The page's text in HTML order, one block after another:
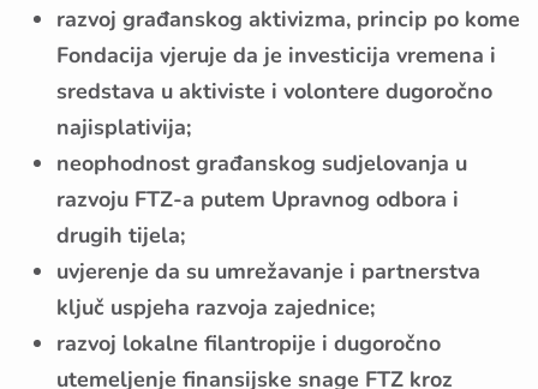
razvoj građanskog aktivizma, princip po kome
Fondacija vjeruje da je investicija vremena i
sredstava u aktiviste i volontere dugoročno
najisplativija;
neophodnost građanskog sudjelovanja u
razvoju FTZ-a putem Upravnog odbora i
drugih tijela;
uvjerenje da su umrežavanje i partnerstva
ključ uspjeha razvoja zajednice;
razvoj lokalne filantropije i dugoročno
utemeljenje finansijske snage FTZ kroz